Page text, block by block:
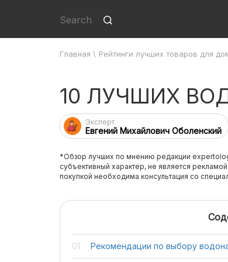
Главная \ Рейтинги лучших товаров для
10 ЛУЧШИХ
Эксперт
Евгений Михайлович Оболенский
*Обзор лучших по мнению редакции
субъективный характер, не является
покупкой необходима консультация со
Рекомендации по выбору